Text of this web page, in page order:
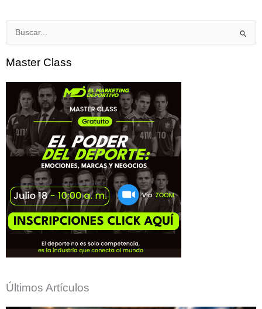
Buscar
Master Class
Últimos Artículos